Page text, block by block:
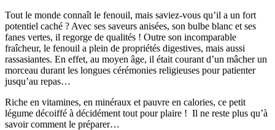
Tout le monde connaît le fenouil, mais saviez-vous qu’il a un fort
potentiel caché ? Avec ses saveurs anisées, son bulbe blanc et ses
fanes vertes, il regorge de qualités ! Outre son incomparable
fraîcheur, le fenouil a plein de propriétés digestives, mais aussi
rassasiantes. En effet, au moyen âge, il était courant d’un mâcher un
morceau durant les longues cérémonies religieuses pour patienter
jusqu’au repas…
Riche en vitamines, en minéraux et pauvre en calories, ce petit
légume décoiffé à décidément tout pour plaire ! Il ne reste plus qu’à
savoir comment le préparer…